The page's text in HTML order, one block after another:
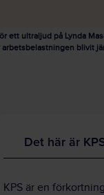
ett ultraljud på Lynda
blivit
Det här är
KPS är en